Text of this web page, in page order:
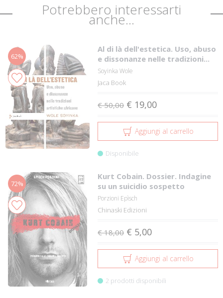
Potrebbero interessarti
anche...
62%
Al di là dell'estetica. Uso, abuso
e dissonanze nelle tradizioni...
Soyinka Wole
Jaca Book
€ 50,00 € 19,00
Aggiungi al carrello
Disponibile
72%
Kurt Cobain. Dossier. Indagine
su un suicidio sospetto
Porzioni Epìsch
Chinaski Edizioni
€ 18,00 € 5,00
Aggiungi al carrello
2 prodotti disponibili